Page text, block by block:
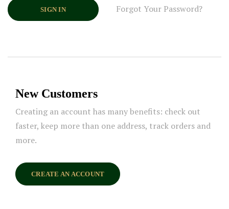
SIGN IN Forgot Your Password?
New Customers
Creating an account has many benefits: check out
faster, keep more than one address, track orders and
more.
CREATE AN ACCOUNT